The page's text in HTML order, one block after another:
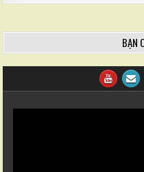
BẠN